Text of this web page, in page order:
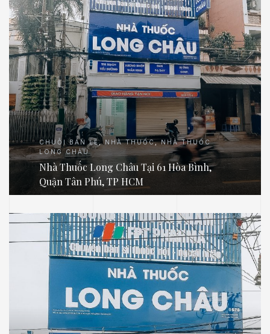
CHUỖI BÁN LẺ, NHÀ THUỐC,NHÀ THUỐC
LONG CHÂU
Nhà Thuốc Long Châu Tại 61 Hòa Bình,
Quận Tân Phú, TP HCM